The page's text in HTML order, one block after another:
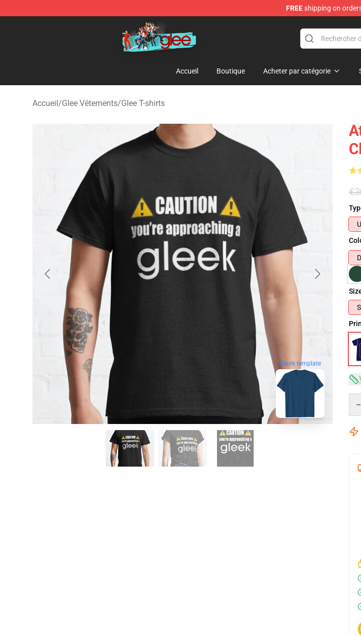
FREEshipping on
Glee Store - Official Glee Merchandise Shop
Accueil Boutique Acheter par catégorie
Accueil/Glee Vêtements/Glee T-shirts
blank template
S